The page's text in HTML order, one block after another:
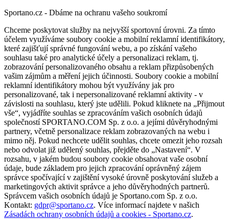
Sportano.cz - Dbáme na ochranu vašeho soukromí
Chceme poskytovat služby na nejvyšší sportovní úrovni. Za tímto
účelem využíváme soubory cookie a mobilní reklamní identifikátory,
které zajišťují správné fungování webu, a po získání vašeho
souhlasu také pro analytické účely a personalizaci reklam, tj.
zobrazování personalizovaného obsahu a reklam přizpůsobených
vašim zájmům a měření jejich účinnosti. Soubory cookie a mobilní
reklamní identifikátory mohou být využívány jak pro
personalizované, tak i nepersonalizované reklamní aktivity - v
závislosti na souhlasu, který jste udělili. Pokud kliknete na „Přijmout
vše“, vyjádříte souhlas se zpracováním vašich osobních údajů
společností SPORTANO.COM Sp. z o.o. a jejími důvěryhodnými
partnery, včetně personalizace reklam zobrazovaných na webu i
mimo něj. Pokud nechcete udělit souhlas, chcete omezit jeho rozsah
nebo odvolat již udělený souhlas, přejděte do „Nastavení“. V
rozsahu, v jakém budou soubory cookie obsahovat vaše osobní
údaje, bude základem pro jejich zpracování oprávněný zájem
správce spočívající v zajištění vysoké úrovně poskytování služeb a
marketingových aktivit správce a jeho důvěryhodných partnerů.
Správcem vašich osobních údajů je Sportano.com Sp. z o.o.
Kontakt: gdpr@sportano.cz. Více informací najdete v našich
Zásadách ochrany osobních údajů a cookies - Sportano.cz.